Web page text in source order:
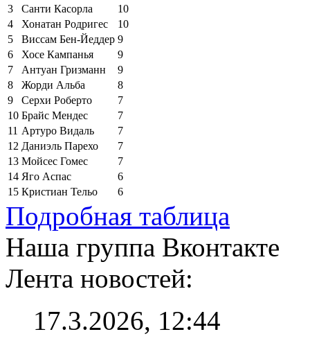
3
Санти Касорла
10
4
Хонатан Родригес
10
5
Виссам Бен-Йеддер 9
6
Хосе Кампанья
9
7
Антуан Гризманн
9
8
Жорди Альба
8
9
Серхи Роберто
7
10 Брайс Мендес
7
11 Артуро Видаль
7
12 Даниэль Парехо
7
13 Мойсес Гомес
7
14 Яго Аспас
6
15 Кристиан Тельо 6
Подробная таблица
Наша группа Вконтакте
Лента новостей:
17.3.2026, 12:44